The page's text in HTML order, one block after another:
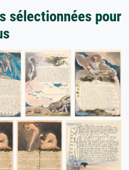
sélectionnées pour